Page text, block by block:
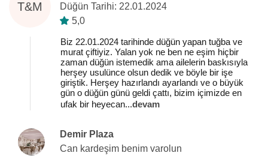
T&M
Düğün Tarihi: 22.01.2024
5,0
Biz 22.01.2024 tarihinde düğün yapan tuğba ve
murat çiftiyiz. Yalan yok ne ben ne eşim hiçbir
zaman düğün istemedik ama ailelerin baskısıyla
herşey usulünce olsun dedik ve böyle bir işe
giriştik. Herşey hazırlandı ayarlandı ve o büyük
gün o düğün günü geldi çattı, bizim içimizde en
ufak bir heyecan...devam
Demir Plaza
Can kardeşim benim varolun